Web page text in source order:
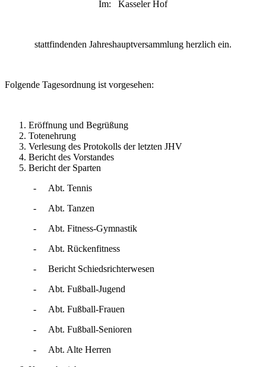
Im:
Kasseler Hof
stattfindenden Jahreshauptversammlung herzlich ein.
Folgende Tagesordnung ist vorgesehen:
Eröffnung und Begrüßung
Totenehrung
Verlesung des Protokolls der letzten JHV
Bericht des Vorstandes
Bericht der Sparten
-
Abt. Tennis
-
Abt. Tanzen
-
Abt. Fitness-Gymnastik
-
Abt. Rückenfitness
-
Bericht Schiedsrichterwesen
-
Abt. Fußball-Jugend
-
Abt. Fußball-Frauen
-
Abt. Fußball-Senioren
-
Abt. Alte Herren